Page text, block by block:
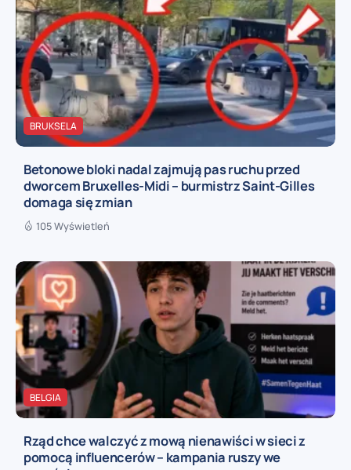
BRUKSELA
Betonowe bloki nadal zajmują pas ruchu przed
dworcem Bruxelles-Midi – burmistrz Saint-Gilles
domaga się zmian
105 Wyświetleń
BELGIA
Rząd chce walczyć z mową nienawiści w sieci z
pomocą influencerów – kampania ruszy we